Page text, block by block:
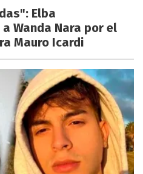
Elba
Wanda Nara por el
Mauro Icardi